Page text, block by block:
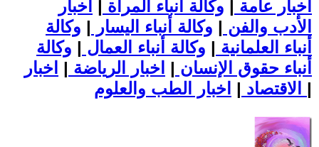
أخبار عامة | وكالة أنباء المرأة | اخبار
الأدب والفن | وكالة أنباء اليسار | وكالة
أنباء العلمانية | وكالة أنباء العمال | وكالة
أنباء حقوق الإنسان | اخبار الرياضة | اخبار
الاقتصاد | |